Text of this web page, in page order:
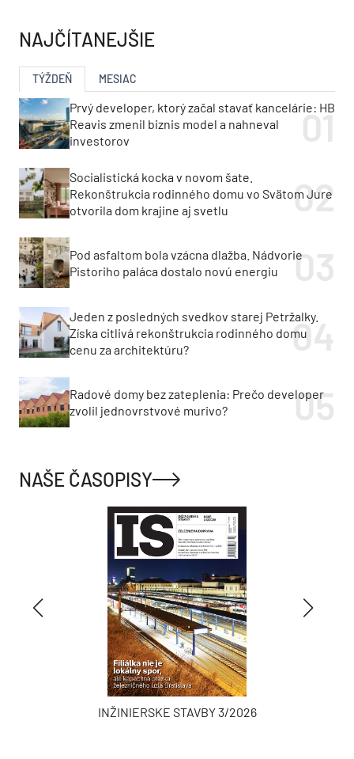
NAJČÍTANEJŠIE
TÝŽDEŇ MESIAC
Prvý developer, ktorý začal stavať kancelárie: HB
Reavis zmenil biznis model a nahneval
investorov
Socialistická kocka v novom šate.
Rekonštrukcia rodinného domu vo Svätom Jure
otvorila dom krajine aj svetlu
Pod asfaltom bola vzácna dlažba. Nádvorie
Pistoriho paláca dostalo novú energiu
Jeden z posledných svedkov starej Petržalky.
Získa citlivá rekonštrukcia rodinného domu
cenu za architektúru?
Radové domy bez zateplenia: Prečo developer
zvolil jednovrstvové murivo?
NAŠE ČASOPISY
INŽINIERSKE STAVBY 3/2026